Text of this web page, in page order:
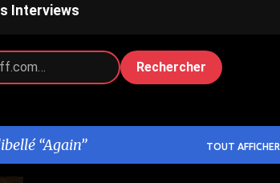
Interviews
Rechercher
Again TOUT AFFICHER